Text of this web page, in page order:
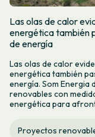
Las olas de calor
energética también
de energía
Las olas de calor
energética también
energía. Som Energia
renovables con
energética para
Proyectos